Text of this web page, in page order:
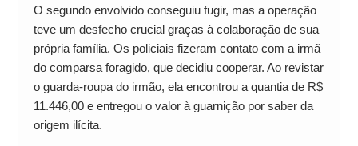
O segundo envolvido conseguiu fugir, mas a operação
teve um desfecho crucial graças à colaboração de sua
própria família. Os policiais fizeram contato com a irmã
do comparsa foragido, que decidiu cooperar. Ao revistar
o guarda-roupa do irmão, ela encontrou a quantia de R$
11.446,00 e entregou o valor à guarnição por saber da
origem ilícita.